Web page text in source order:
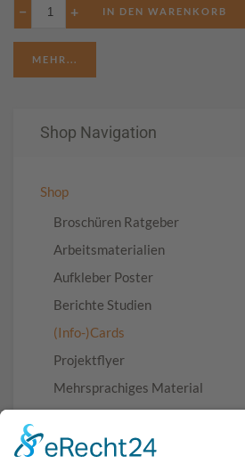
− +
MEHR...
Shop Navigation
Shop
Broschüren Ratgeber
Arbeitsmaterialien
Aufkleber Poster
Berichte Studien
(Info-)Cards
Projektflyer
Mehrsprachiges Material
Materialien in einfacher Sprache
AV-Medien